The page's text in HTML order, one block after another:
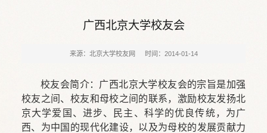
广西北京大学校友会
来源：北京大学校友网 时间：2014-01-14
校友会简介：广西北京大学校友会的宗旨是加强
校友之间、校友和母校之间的联系，激励校友发扬北
京大学爱国、进步、民主、科学的优良传统，为广
西、为中国的现代化建设，以及为母校的发展贡献力